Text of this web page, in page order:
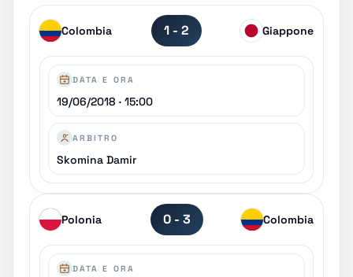
Colombia 1 - 2 Giappone
DATA E ORA
19/06/2018 · 15:00
ARBITRO
Skomina Damir
Polonia 0 - 3 Colombia
DATA E ORA